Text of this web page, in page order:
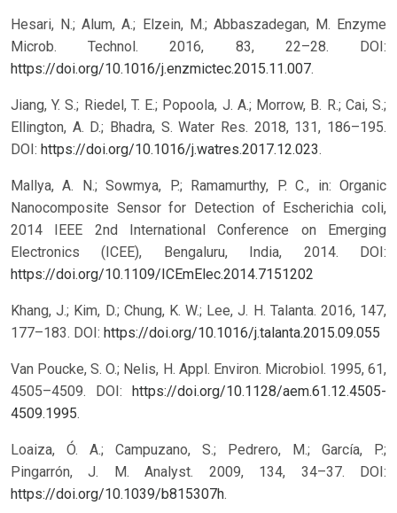
Hesari, N.; Alum, A.; Elzein, M.; Abbaszadegan, M. Enzyme
Microb. Technol. 2016, 83, 22–28. DOI:
https://doi.org/10.1016/j.enzmictec.2015.11.007.
Jiang, Y. S.; Riedel, T. E.; Popoola, J. A.; Morrow, B. R.; Cai, S.;
Ellington, A. D.; Bhadra, S. Water Res. 2018, 131, 186–195.
DOI: https://doi.org/10.1016/j.watres.2017.12.023.
Mallya, A. N.; Sowmya, P.; Ramamurthy, P. C., in: Organic
Nanocomposite Sensor for Detection of Escherichia coli,
2014 IEEE 2nd International Conference on Emerging
Electronics (ICEE), Bengaluru, India, 2014.
DOI:
https://doi.org/10.1109/ICEmElec.2014.7151202
Khang, J.; Kim, D.; Chung, K. W.; Lee, J. H. Talanta. 2016, 147,
177–183. DOI: https://doi.org/10.1016/j.talanta.2015.09.055
Van Poucke, S. O.; Nelis, H. Appl. Environ. Microbiol. 1995, 61,
4505–4509. DOI:
https://doi.org/10.1128/aem.61.12.4505-
4509.1995.
Loaiza, Ó. A.; Campuzano, S.; Pedrero, M.; García, P.;
Pingarrón, J. M. Analyst. 2009, 134, 34–37. DOI:
https://doi.org/10.1039/b815307h.